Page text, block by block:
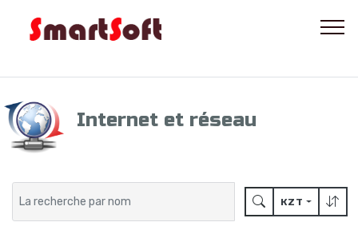
Internet et réseau
KZT